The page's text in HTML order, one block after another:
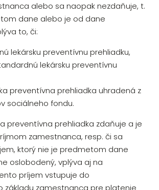
alebo sa naopak nezdaňuje, t.
dane alebo je od dane
to, či:
lekársku preventívnu prehliadku,
lekársku preventívnu
preventívna prehliadka uhradená z
sociálneho fondu.
preventívna prehliadka zdaňuje a je
zamestnanca, resp. či sa
ktorý nie je predmetom dane
oslobodený, vplýva aj na
príjem vstupuje do
základu zamestnanca pre platenie